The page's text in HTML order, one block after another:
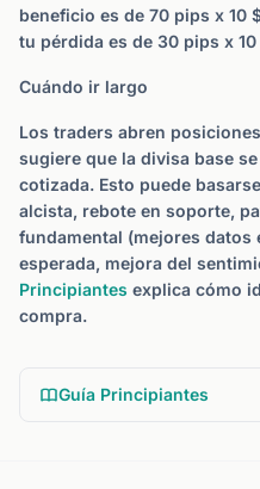
beneficio es de 70 pips x 10
tu pérdida es de 30 pips x
Cuándo ir largo
Los traders abren
sugiere que la divisa base
cotizada. Esto puede
alcista, rebote en soporte,
fundamental (mejores
esperada, mejora del
Principiantes explica cómo
compra.
Guía Principiantes